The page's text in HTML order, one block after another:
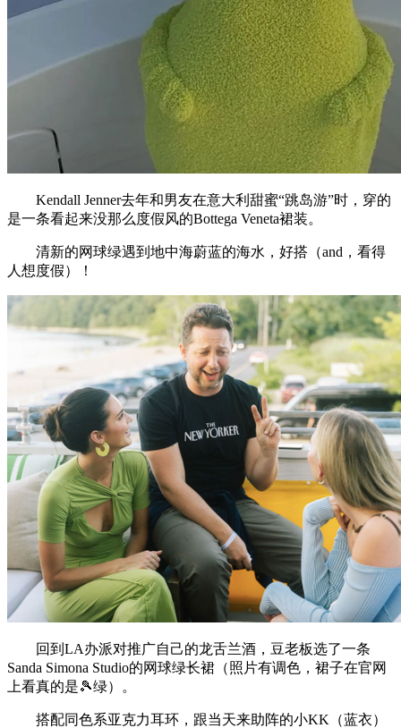
Kendall Jenner去年和男友在意大利甜蜜“跳岛游”时，穿的
是一条看起来没那么度假风的Bottega Veneta裙装。
清新的网球绿遇到地中海蔚蓝的海水，好搭（and，看得
人想度假）！
回到LA办派对推广自己的龙舌兰酒，豆老板选了一条
Sanda Simona Studio的网球绿长裙（照片有调色，裙子在官网
上看真的是🎾绿）。
搭配同色系亚克力耳环，跟当天来助阵的小KK（蓝衣）